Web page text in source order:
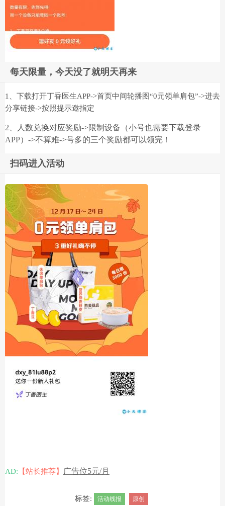
每天限量，今天没了就明天再来
1、下载打开丁香医生APP->首页中间轮播图“0元领单肩包”->进去
分享链接->按照提示邀指定
2、人数兑换对应奖励->限制设备（小号也需要下载登录
APP）->不算难->号多的三个奖励都可以领完！
扫码进入活动
AD: 【站长推荐】 广告位5元/月
标签: 活动线报 原创